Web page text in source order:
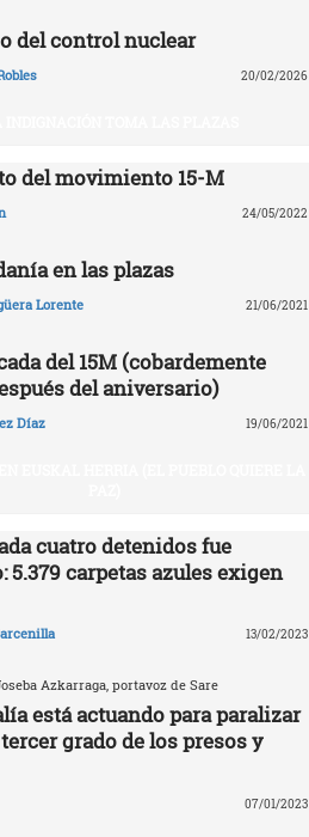
del control nuclear
20/02/2026
del movimiento 15-M
24/05/2022
en las plazas
Lorente 21/06/2021
del 15M (cobardemente
del aniversario)
Díaz 19/06/2021
cuatro detenidos fue
5.379 carpetas azules exigen
13/02/2023
Azkarraga, portavoz de Sare
está actuando para paralizar
grado de los presos y
07/01/2023